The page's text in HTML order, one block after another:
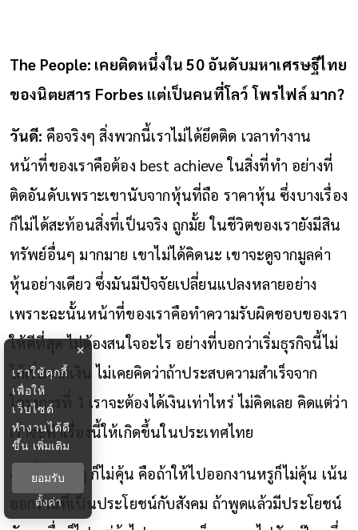
The People: เคยติดหนึ่งใน 50 อันดับมหาเศรษฐีไทย
ของนิตยสาร Forbes แต่เป็นคนที่โลว์ โพรไฟล์ มาก?
วันดี: คือจริงๆ สิ่งพวกนี้เราไม่ได้ยึดติด เวลาทำงาน
หน้าที่ของเราคือต้อง best achieve ในสิ่งที่ทำ อย่างที่
ติดอันดับเพราะเขานับจากหุ้นที่ถือ ราคาหุ้น ซึ่งบางเรื่อง
ก็ไม่ได้สะท้อนสิ่งที่เป็นจริง ถูกมั้ย ในชีวิตของเรายังมีสิน
ทรัพย์อื่นๆ มากมาย เขาไม่ได้คิดนะ เขาจะดูจากมูลค่า
หุ้นอย่างเดียว ซึ่งมันมีปัจจัยเปลี่ยนแปลงหลายอย่าง
เพราะฉะนั้นหน้าที่ของเราคือทำความรับผิดชอบของเรา
ให้ดีที่สุด ไม่ต้องสนใจอะไร อย่างที่บอกว่าเริ่มธุรกิจนี้ไม่
ได้เริ่มจากเงิน ไม่เคยคิดว่าถ้าประสบความสำเร็จจาก
โครงการที่ 1 เราจะต้องได้เงินเท่าไหร่ ไม่คิดเลย คิดแต่ว่า
เราจะทำเรื่องนี้ให้เกิดขึ้นในประเทศไทย
งานวิ้งๆ วับๆ ก็ไม่คุ้น คือถ้าให้ไปออกงานหรูก็ไม่คุ้น เน้น
ออกงานที่เป็นประโยชน์กับสังคม ถ้าพูดแล้วมีประโยชน์
×
เราใช้คุกกี้
เพื่อให้
เว็บไซต์
ทำงานได้ดี
ขึ้น เพิ่มเติม
ยอมรับ
ตั้งค่า